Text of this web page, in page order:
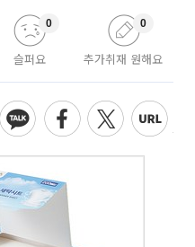
슬퍼요
0
추가취재 원해요
0